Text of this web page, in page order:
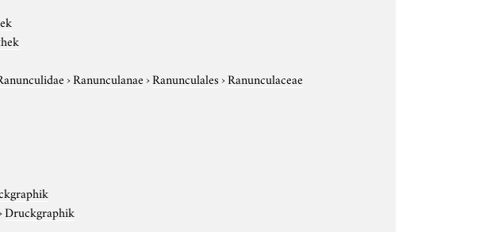
›Ranunculanae›Ranunculales›Ranunculaceae
Druckgraphik